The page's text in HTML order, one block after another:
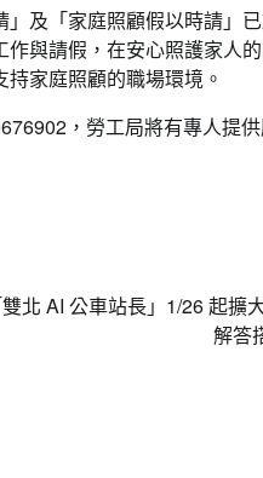
及「家庭照顧假以時請」
與請假，在安心照護家人
家庭照顧的職場環境。
，勞工局將有專人提供
北 AI 公車站長」1/26 起擴
解答
製茶第三代[融合]政和
牌
2024 年 12 月 17 日